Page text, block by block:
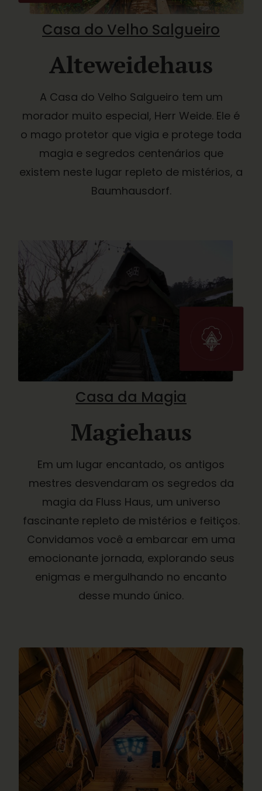
Casa do Velho Salgueiro
Alteweidehaus
A Casa do Velho Salgueiro tem um
morador muito especial, Herr Weide. Ele é
o mago protetor que vigia e protege toda
magia e segredos centenários que
existem neste lugar repleto de mistérios, a
Baumhausdorf.
Casa da Magia
Magiehaus
Em um lugar encantado, os antigos
mestres desvendaram os segredos da
magia da Fluss Haus, um universo
fascinante repleto de mistérios e feitiços.
Convidamos você a embarcar em uma
emocionante jornada, explorando seus
enigmas e mergulhando no encanto
desse mundo único.